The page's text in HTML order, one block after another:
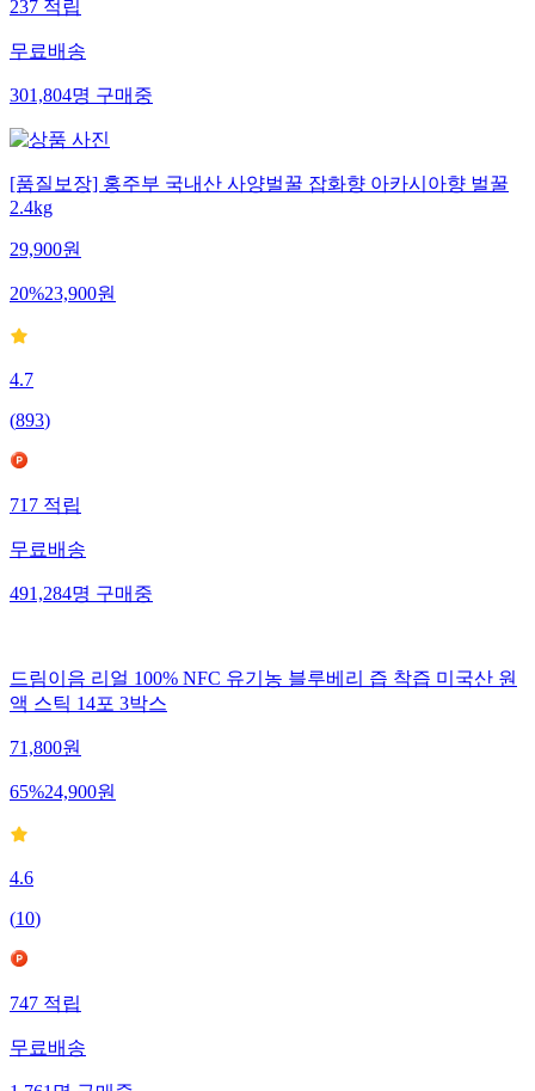
237적립
무료배송
301,804명구매중
[품질보장] 홍주부 국내산 사양벌꿀 잡화향 아카시아향 벌꿀
2.4kg
29,900원
20%23,900원
4.7
(893)
717적립
무료배송
491,284명구매중
드림이음 리얼 100% NFC 유기농 블루베리 즙 착즙 미국산 원
액 스틱 14포 3박스
71,800원
65%24,900원
4.6
(10)
747적립
무료배송